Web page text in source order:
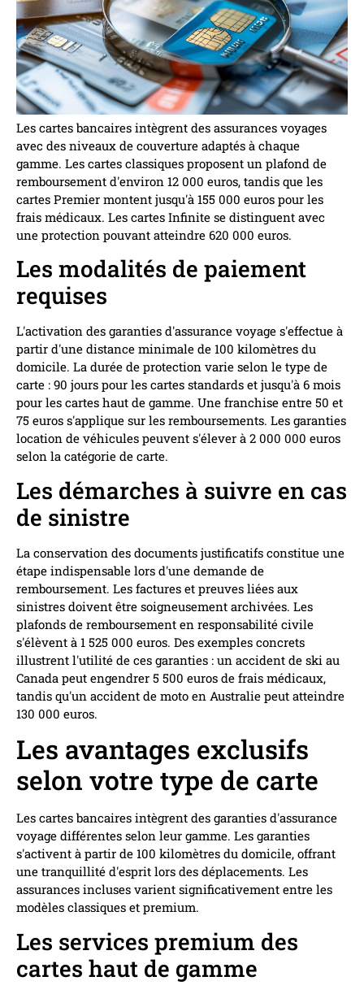
Les cartes bancaires intègrent des assurances voyages
avec des niveaux de couverture adaptés à chaque
gamme. Les cartes classiques proposent un plafond de
remboursement d'environ 12 000 euros, tandis que les
cartes Premier montent jusqu'à 155 000 euros pour les
frais médicaux. Les cartes Infinite se distinguent avec
une protection pouvant atteindre 620 000 euros.
Les modalités de paiement
requises
L'activation des garanties d'assurance voyage s'effectue à
partir d'une distance minimale de 100 kilomètres du
domicile. La durée de protection varie selon le type de
carte : 90 jours pour les cartes standards et jusqu'à 6 mois
pour les cartes haut de gamme. Une franchise entre 50 et
75 euros s'applique sur les remboursements. Les garanties
location de véhicules peuvent s'élever à 2 000 000 euros
selon la catégorie de carte.
Les démarches à suivre en cas
de sinistre
La conservation des documents justificatifs constitue une
étape indispensable lors d'une demande de
remboursement. Les factures et preuves liées aux
sinistres doivent être soigneusement archivées. Les
plafonds de remboursement en responsabilité civile
s'élèvent à 1 525 000 euros. Des exemples concrets
illustrent l'utilité de ces garanties : un accident de ski au
Canada peut engendrer 5 500 euros de frais médicaux,
tandis qu'un accident de moto en Australie peut atteindre
130 000 euros.
Les avantages exclusifs
selon votre type de carte
Les cartes bancaires intègrent des garanties d'assurance
voyage différentes selon leur gamme. Les garanties
s'activent à partir de 100 kilomètres du domicile, offrant
une tranquillité d'esprit lors des déplacements. Les
assurances incluses varient significativement entre les
modèles classiques et premium.
Les services premium des
cartes haut de gamme